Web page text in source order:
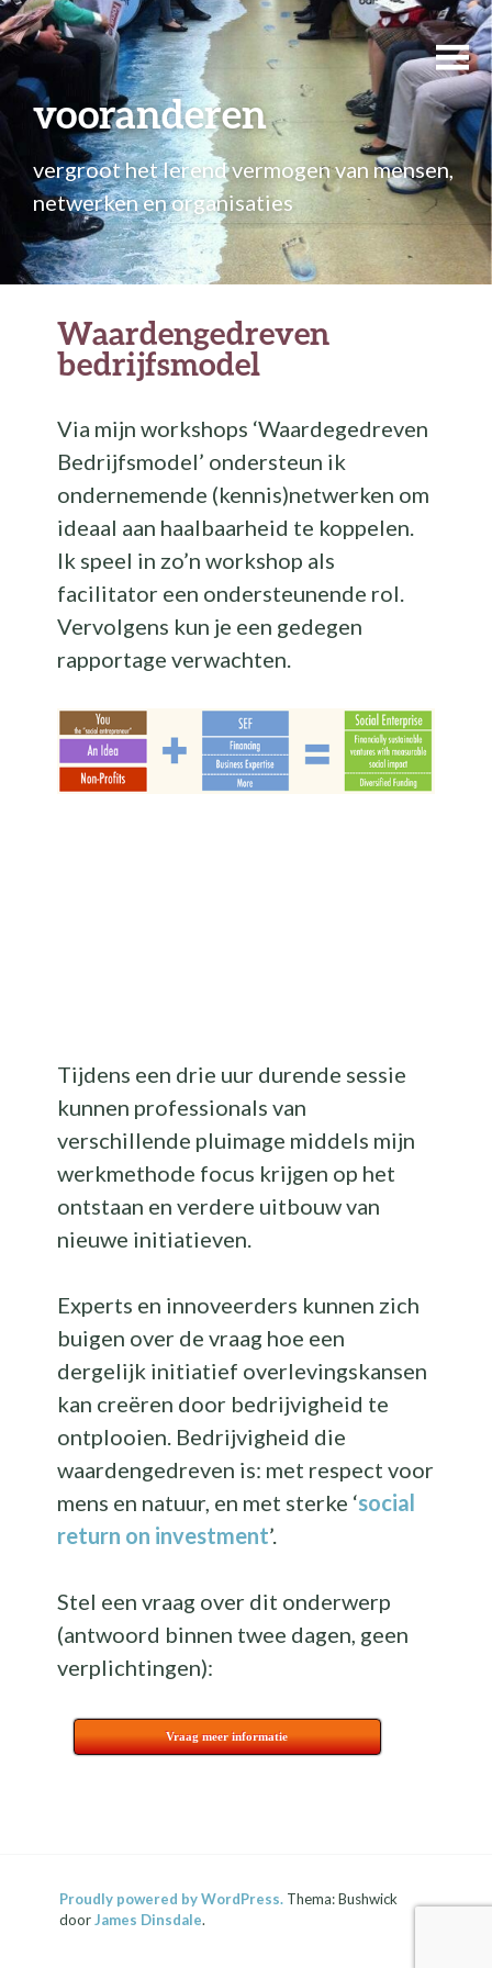
vooranderen
vergroot het lerend vermogen van mensen,
netwerken en organisaties
Waardengedreven
bedrijfsmodel
Via mijn workshops ‘Waardegedreven
Bedrijfsmodel’ ondersteun ik
ondernemende (kennis)netwerken om
ideaal aan haalbaarheid te koppelen.
Ik speel in zo’n workshop als
facilitator een ondersteunende rol.
Vervolgens kun je een gedegen
rapportage verwachten.
Tijdens een drie uur durende sessie
kunnen professionals van
verschillende pluimage middels mijn
werkmethode focus krijgen op het
ontstaan en verdere uitbouw van
nieuwe initiatieven.
Experts en innoveerders kunnen zich
buigen over de vraag hoe een
dergelijk initiatief overlevingskansen
kan creëren door bedrijvigheid te
ontplooien. Bedrijvigheid die
waardengedreven is: met respect voor
mens en natuur, en met sterke ‘social
return on investment’.
Stel een vraag over dit onderwerp
(antwoord binnen twee dagen, geen
verplichtingen):
Vraag meer informatie
Proudly powered by WordPress. Thema: Bushwick
doorJames Dinsdale.